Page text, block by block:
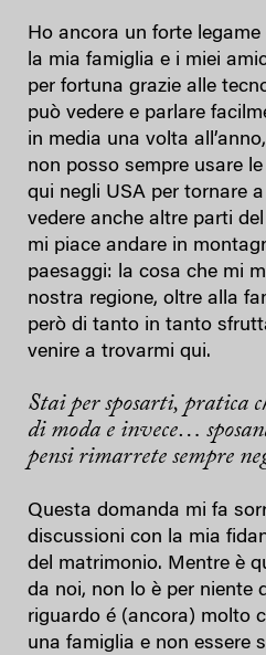
Ho ancora un forte legame
la mia famiglia e i miei
per fortuna grazie alle
può vedere e parlare
in media una volta
non posso sempre usare
qui negli USA per tornare
vedere anche altre parti
mi piace andare in
paesaggi: la cosa che mi
nostra regione, oltre alla
però di tanto in tanto
venire a trovarmi qui.
Stai per sposarti, pratica
di moda e invece…
pensi rimarrete sempre
Questa domanda mi fa
discussioni con la mia
del matrimonio. Mentre è
da noi, non lo è per niente
riguardo é (ancora) molto
una famiglia e non essere